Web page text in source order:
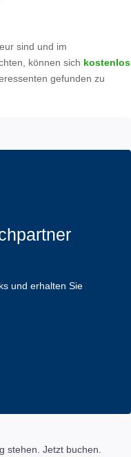
sind und im
können sich kostenlos
gefunden zu
und erhalten Sie
stehen. Jetzt buchen.